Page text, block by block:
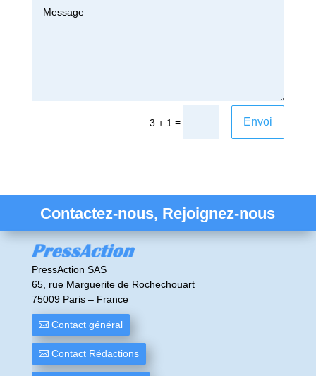
3 + 1 = Envoi
Contactez-nous, Rejoignez-nous
PressAction SAS
65, rue Marguerite de Rochechouart
75009 Paris – France
Contact général
Contact Rédactions